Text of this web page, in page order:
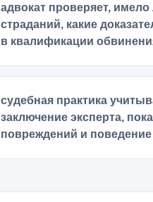
адвокат проверяет,
страданий, какие
в квалификации
судебная практика
заключение эксперта,
повреждений и